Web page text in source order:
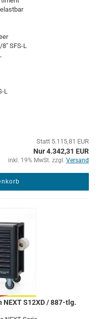
SFS-L
L
Statt 5.115,81 EUR
Nur 4.342,31 EUR
inkl. 19% MwSt. zzgl. Versand
S12XD / 887-​tlg.